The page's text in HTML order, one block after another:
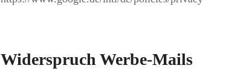
Widerspruch Werbe-Mails